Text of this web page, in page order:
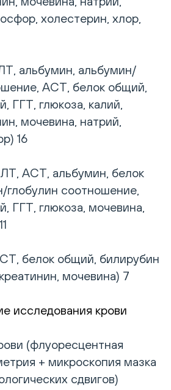
холестерин, хлор,
альбумин, альбумин/
АСТ, белок общий,
ГГТ, глюкоза, калий,
мочевина, натрий,
16
АСТ, альбумин, белок
соотношение,
ГГТ, глюкоза, мочевина,
белок общий, билирубин
мочевина) 7
исследования крови
(флуоресцентная
+ микроскопия мазка
сдвигов)